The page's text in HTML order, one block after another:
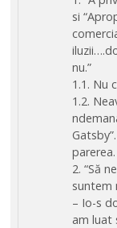
si
nu.”
1.1. Nu
1.2.
parerea.
2. “Să
suntem
– Io-s
am luat